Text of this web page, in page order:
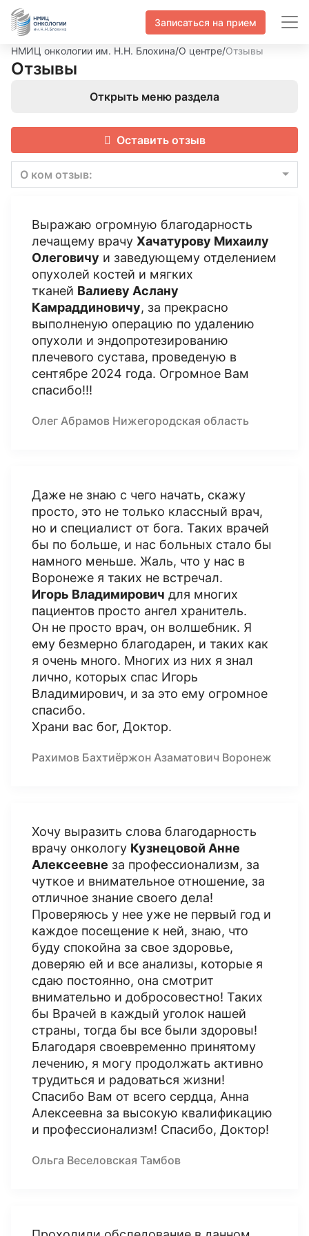
Записаться на прием
НМИЦ онкологии им. Н.Н. Блохина/О центре/Отзывы
Отзывы
Открыть меню раздела
Оставить отзыв
О ком отзыв:
Выражаю огромную благодарность
лечащему врачу Хачатурову Михаилу
Олеговичу и заведующему отделением
опухолей костей и мягких
тканей Валиеву Аслану
Камраддиновичу, за прекрасно
выполненую операцию по удалению
опухоли и эндопротезированию
плечевого сустава, проведеную в
сентябре 2024 года. Огромное Вам
спасибо!!!
Олег Абрамов Нижегородская область
Даже не знаю с чего начать, скажу
просто, это не только классный врач,
но и специалист от бога. Таких врачей
бы по больше, и нас больных стало бы
намного меньше. Жаль, что у нас в
Воронеже я таких не встречал.
Игорь Владимирович для многих
пациентов просто ангел хранитель.
Он не просто врач, он волшебник. Я
ему безмерно благодарен, и таких как
я очень много. Многих из них я знал
лично, которых спас Игорь
Владимирович, и за это ему огромное
спасибо.
Храни вас бог, Доктор.
Рахимов Бахтиёржон Азаматович Воронеж
Хочу выразить слова благодарность
врачу онкологу Кузнецовой Анне
Алексеевне за профессионализм, за
чуткое и внимательное отношение, за
отличное знание своего дела!
Проверяюсь у нее уже не первый год и
каждое посещение к ней, знаю, что
буду спокойна за свое здоровье,
доверяю ей и все анализы, которые я
сдаю постоянно, она смотрит
внимательно и добросовестно! Таких
бы Врачей в каждый уголок нашей
страны, тогда бы все были здоровы!
Благодаря своевременно принятому
лечению, я могу продолжать активно
трудиться и радоваться жизни!
Спасибо Вам от всего сердца, Анна
Алексеевна за высокую квалификацию
и профессионализм! Спасибо, Доктор!
Ольга Веселовская Тамбов